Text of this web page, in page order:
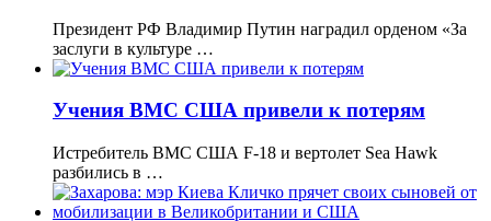
Президент РФ Владимир Путин наградил орденом «За
заслуги в культуре …
Учения ВМС США привели к потерям
Истребитель ВМС США F-18 и вертолет Sea Hawk
разбились в …